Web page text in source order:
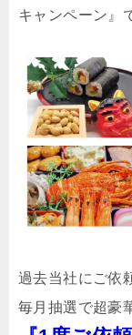
キャンペーン』
過去当社にご依
毎月抽選で超豪